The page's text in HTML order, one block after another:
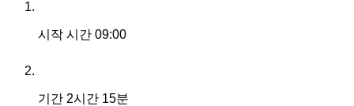
시작 시간 09:00
기간 2시간 15분